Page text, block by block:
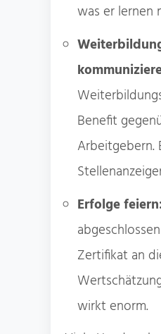
was er lernen
Benefit
Arbeitgebern.
Erfolge
Zertifikat an
wirkt enorm.